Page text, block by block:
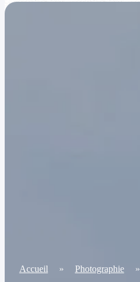
Accueil » Photographie »